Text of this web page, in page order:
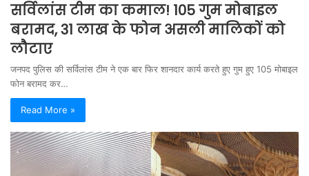
सर्विलांस टीम का कमाल! 105 गुम मोबाइल
बरामद, 31 लाख के फोन असली मालिकों को
लौटाए
जनपद पुलिस की सर्विलांस टीम ने एक बार फिर शानदार कार्य करते हुए गुम हुए 105 मोबाइल
फोन बरामद कर…
Read More »